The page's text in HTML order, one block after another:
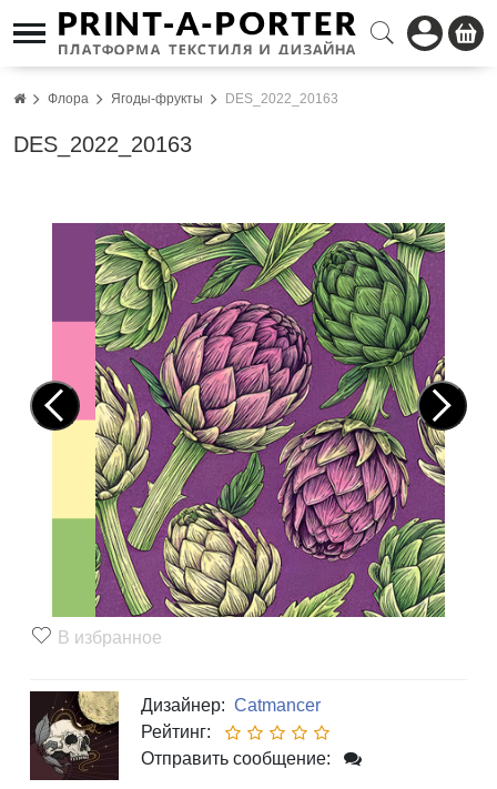
Флора Ягоды-фрукты DES_2022_20163
DES_2022_20163
Pre
vio
Nex
t
В избранное
Дизайнер: Catmancer
Рейтинг:
Отправить сообщение: